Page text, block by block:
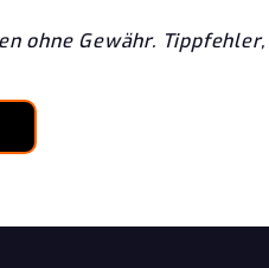
ohne Gewähr.